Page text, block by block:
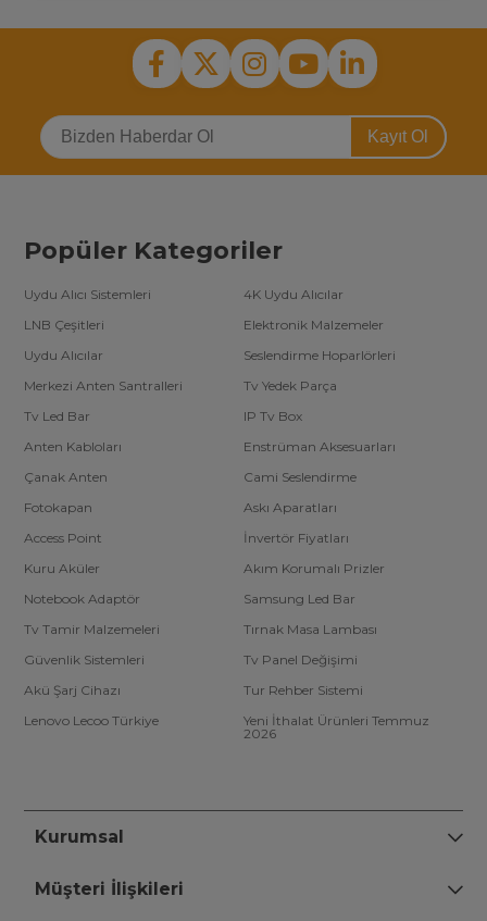
Kayıt Ol
Popüler Kategoriler
Uydu Alıcı Sistemleri
4K Uydu Alıcılar
LNB Çeşitleri
Elektronik Malzemeler
Uydu Alıcılar
Seslendirme Hoparlörleri
Merkezi Anten Santralleri
Tv Yedek Parça
Tv Led Bar
IP Tv Box
Anten Kabloları
Enstrüman Aksesuarları
Çanak Anten
Cami Seslendirme
Fotokapan
Askı Aparatları
Access Point
İnvertör Fiyatları
Kuru Aküler
Akım Korumalı Prizler
Notebook Adaptör
Samsung Led Bar
Tv Tamir Malzemeleri
Tırnak Masa Lambası
Güvenlik Sistemleri
Tv Panel Değişimi
Akü Şarj Cihazı
Tur Rehber Sistemi
Lenovo Lecoo Türkiye
Yeni İthalat Ürünleri Temmuz
2026
Kurumsal
Müşteri İlişkileri